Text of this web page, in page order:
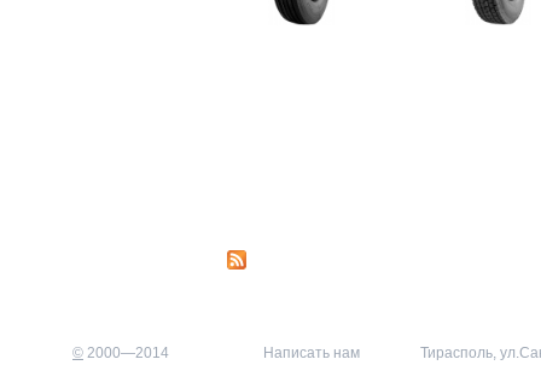
© 2000—2014 Написать нам Тирасполь,